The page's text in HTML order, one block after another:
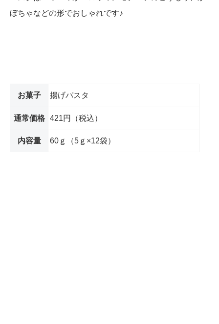
ぼちゃなどの形でおしゃれです♪
お菓子 揚げパスタ
通常価格 421円（税込）
内容量 60ｇ（5ｇ×12袋）